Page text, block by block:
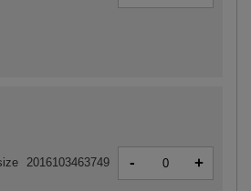
2016103463749 - +